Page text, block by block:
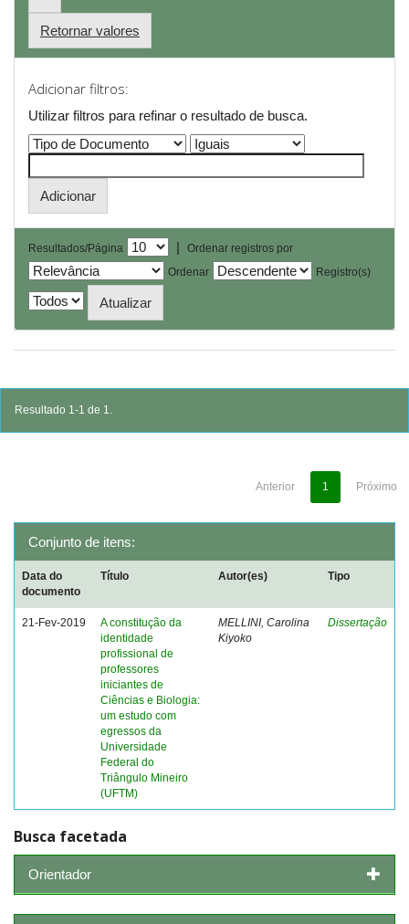
Retornar valores
Adicionar filtros:
Utilizar filtros para refinar o resultado de busca.
Resultados/Página |
Ordenar registros por
Ordenar
Registro(s)
Resultado 1-1 de 1.
Anterior 1 Próximo
Conjunto de itens:
Data do
documento
Título Autor(es) Tipo
21-Fev-2019
A constitução da
identidade
profissional de
professores
iniciantes de
Ciências e Biologia:
um estudo com
egressos da
Universidade
Federal do
Triângulo Mineiro
(UFTM)
MELLINI, Carolina
Kiyoko
Dissertação
Busca facetada
Orientador